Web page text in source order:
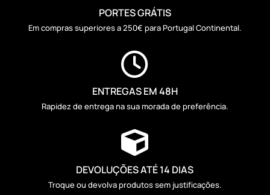
PORTES GRÁTIS
Em compras superiores a 250€ para Portugal Continental.

ENTREGAS EM 48H
Rapidez de entrega na sua morada de preferência.

DEVOLUÇÕES ATÉ 14 DIAS
Troque ou devolva produtos sem justificações.